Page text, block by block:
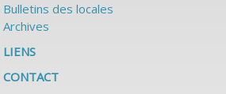
Bulletins des locales
Archives
LIENS
CONTACT